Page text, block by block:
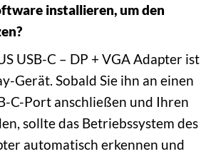
installieren, um den
USB-C – DP + VGA Adapter ist
Gerät. Sobald Sie ihn an einen
C-Port anschließen und Ihren
sollte das Betriebssystem des
automatisch erkennen und